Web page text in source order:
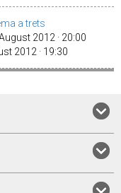
a trets
2012 · 20:00
2012 · 19:30